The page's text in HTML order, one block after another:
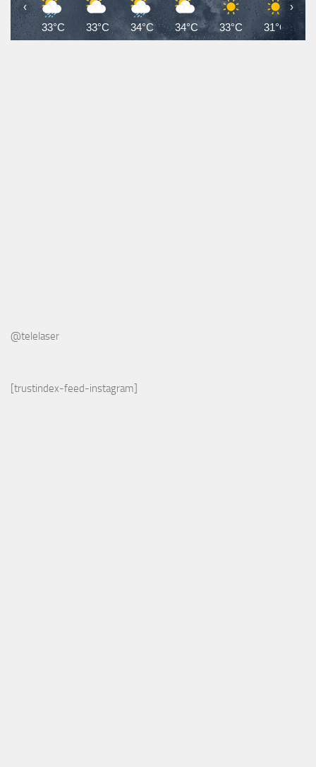
33°C 33°C 34°C 34°C 33°C 31°C
‹ ›
@telelaser
[trustindex-feed-instagram]